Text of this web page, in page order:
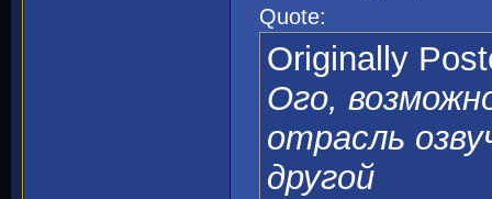
Quote:
Originally
Ого,
отрасль
другой